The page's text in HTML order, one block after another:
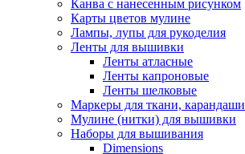
Канва с нанесенным рисунком
Карты цветов мулине
Лампы, лупы для рукоделия
Ленты для вышивки
Ленты атласные
Ленты капроновые
Ленты шелковые
Маркеры для ткани, карандаши
Мулине (нитки) для вышивки
Наборы для вышивания
Dimensions